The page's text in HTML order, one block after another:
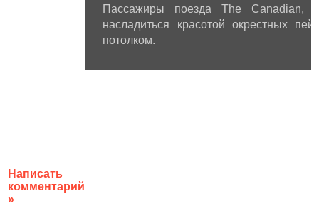
Написать
комментарий
»
Пассажиры поезда The Canadian,
насладиться красотой окрестных
потолком.